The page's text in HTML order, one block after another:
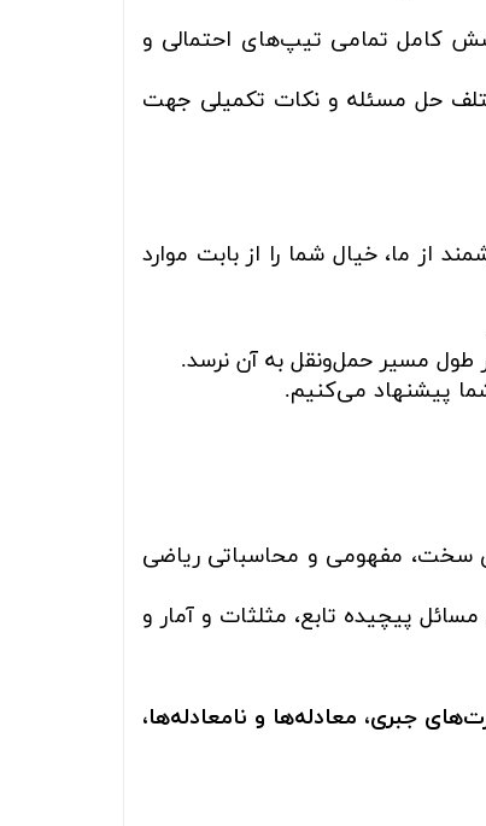
کامل تمامی تیپ‌های احتمالی و
حل مسئله و نکات تکمیلی جهت
از ما، خیال شما را از بابت موارد
طول مسیر حمل‌ونقل به آن نرسد.
پیشنهاد می‌کنیم.
مفهومی و محاسباتی ریاضی
پیچیده تابع، مثلثات و آمار و
جبری، معادله‌ها و نامعادله‌ها،